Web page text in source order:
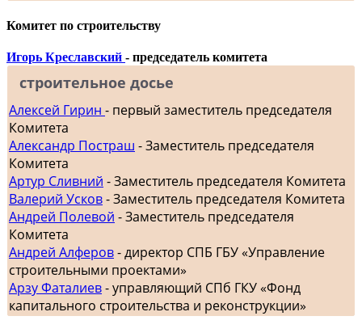
Комитет по строительству
Игорь Креславский - председатель комитета
строительное досье
Алексей Гирин - первый заместитель председателя
Комитета
Александр Постраш - Заместитель председателя
Комитета
Артур Сливний - Заместитель председателя Комитета
Валерий Усков- Заместитель председателя Комитета
Андрей Полевой - Заместитель председателя
Комитета
Андрей Алферов- директор СПБ ГБУ «Управление
строительными проектами»
Арзу Фаталиев- управляющий СПб ГКУ «Фонд
капитального строительства и реконструкции»